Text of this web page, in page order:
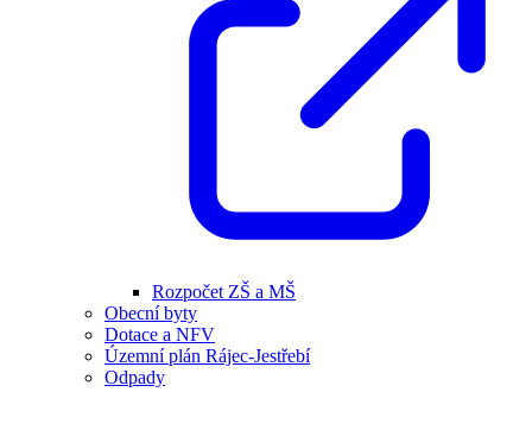
Rozpočet ZŠ a MŠ
Obecní byty
Dotace a NFV
Územní plán Rájec-Jestřebí
Odpady